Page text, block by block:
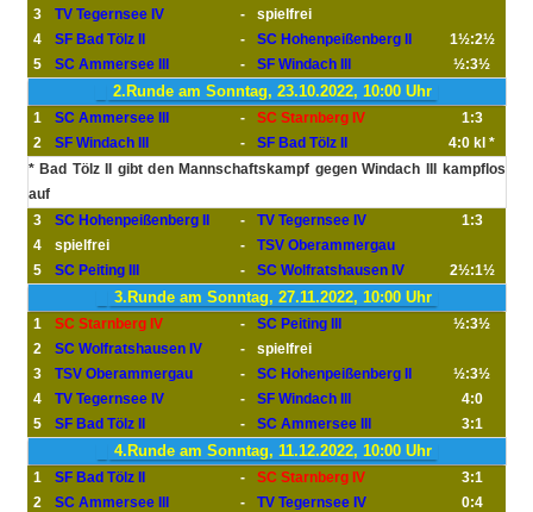
3
TV Tegernsee IV -
spielfrei
4
SF Bad Tölz II - SC Hohenpeißenberg II
1½:2½
5
SC Ammersee III - SF Windach III ½:3½
2.Runde am Sonntag, 23.10.2022, 10:00 Uhr
1 SC Ammersee III - SC Starnberg IV
1:3
2
SF Windach III - SF Bad Tölz II
4:0 kl *
* Bad Tölz II gibt den Mannschaftskampf gegen Windach III kampflos
auf
3
SC Hohenpeißenberg II - TV Tegernsee IV
1:3
4
spielfrei -
TSV Oberammergau
5
SC Peiting III - SC Wolfratshausen IV 2½:1½
3.Runde am Sonntag, 27.11.2022, 10:00 Uhr
1 SC Starnberg IV - SC Peiting III
½:3½
2
SC Wolfratshausen IV -
spielfrei
3
TSV Oberammergau - SC Hohenpeißenberg II
½:3½
4
TV Tegernsee IV - SF Windach III
4:0
5
SF Bad Tölz II - SC Ammersee III 3:1
4.Runde am Sonntag, 11.12.2022, 10:00 Uhr
1 SF Bad Tölz II - SC Starnberg IV
3:1
2
SC Ammersee III - TV Tegernsee IV
0:4